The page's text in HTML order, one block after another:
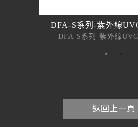
DFA-S系列-紫外線
DFA-S系列-紫外線
返回上一頁